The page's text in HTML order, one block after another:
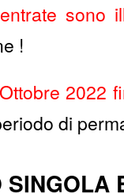
sono
!
2022
di